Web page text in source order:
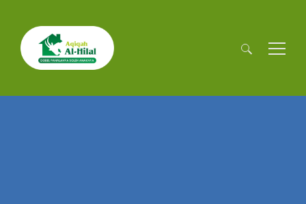
Cari